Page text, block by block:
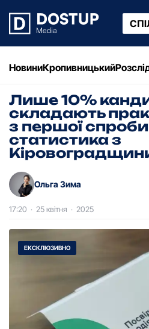
НовиниКропивницький
Лише 10%
складають
з першої
статистика з
Ольга Зима
17:20 · 25 квітня · 2025